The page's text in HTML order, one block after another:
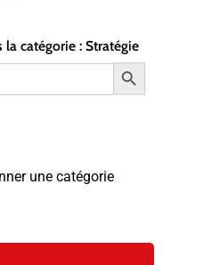
la catégorie : Stratégie
Search Button